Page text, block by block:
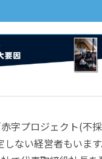
／Eコマース
崖）／クラウドコンピ
字プロジェクト(不
しない経営者もいま